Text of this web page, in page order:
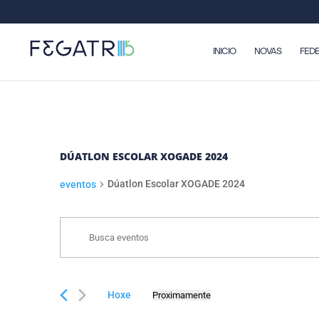
INICIO NOVAS
DÚATLON ESCOLAR XOGADE 2024
eventos Dúatlon Escolar XOGADE 2024
EVENTOS
NAVEGACIÓN
BUSCA
E
VISTAS
eventos
Hoxe Proximamente